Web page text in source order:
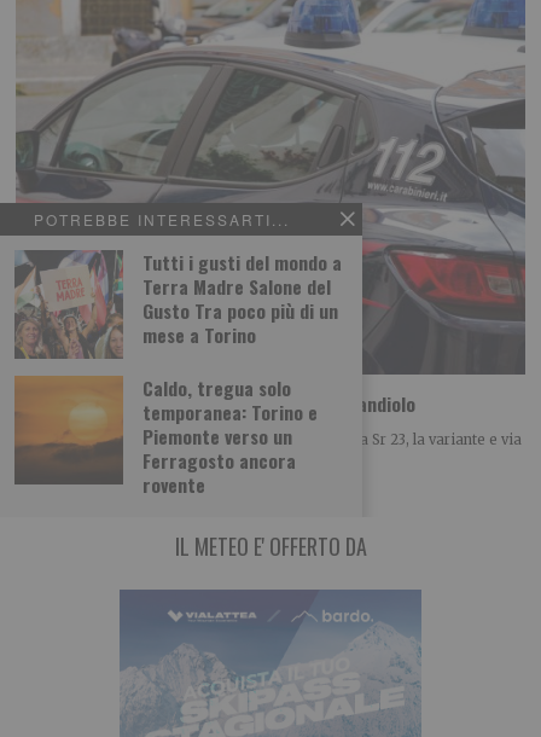
POTREBBE INTERESSARTI...
Tutti i gusti del mondo a
Terra Madre Salone del
Gusto Tra poco più di un
mese a Torino
Caldo, tregua solo
temporanea: Torino e
Piemonte verso un
Ferragosto ancora
rovente
Camion perde il carico sulla rotatoria di Candiolo
Ieri nella rotatoria di Candiolo all’intersecarsi della Sr 23, la variante e via
Stupinigi un camion
IL METEO E' OFFERTO DA